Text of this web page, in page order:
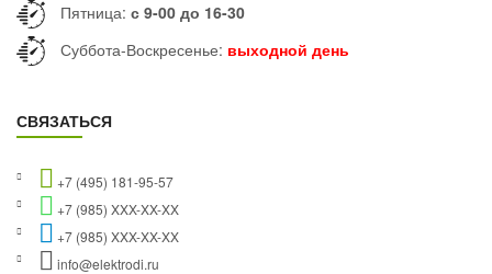
Пятница: с 9-00 до 16-30
Суббота-Воскресенье: выходной день
СВЯЗАТЬСЯ
+7 (495) 181-95-57
+7 (985) XXX-XX-XX
+7 (985) XXX-XX-XX
info@elektrodi.ru